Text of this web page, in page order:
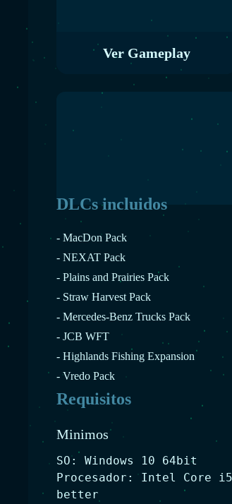
Ver Gameplay
DLCs incluidos
- MacDon Pack
- NEXAT Pack
- Plains and Prairies Pack
- Straw Harvest Pack
- Mercedes-Benz Trucks Pack
- JCB WFT
- Highlands Fishing Expansion
- Vredo Pack
Requisitos
Minimos
SO: Windows 10 64bit
Procesador: Intel Core
better